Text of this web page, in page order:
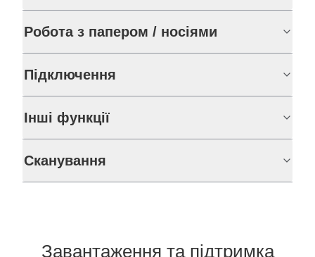
Робота з папером / носіями
Підключення
Інші функції
Сканування
Завантаження та підтримка